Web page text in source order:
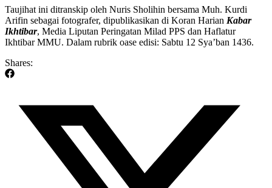
Taujihat ini ditranskip oleh Nuris Sholihin bersama Muh. Kurdi
Arifin sebagai fotografer, dipublikasikan di Koran Harian Kabar
Ikhtibar, Media Liputan Peringatan Milad PPS dan Haflatur
Ikhtibar MMU. Dalam rubrik oase edisi: Sabtu 12 Sya’ban 1436.
Shares: